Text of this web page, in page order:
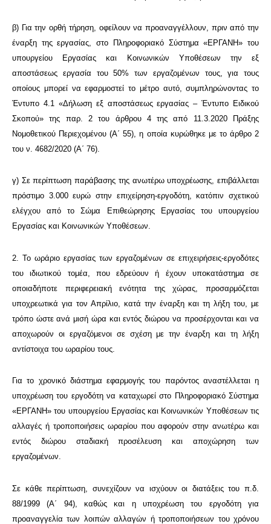
β) Για την ορθή τήρηση, οφείλουν να προαναγγέλλουν, πριν από την
έναρξη της εργασίας, στο Πληροφοριακό Σύστημα «ΕΡΓΑΝΗ» του
υπουργείου Εργασίας και Κοινωνικών Υποθέσεων την εξ
αποστάσεως εργασία του 50% των εργαζομένων τους, για τους
οποίους μπορεί να εφαρμοστεί το μέτρο αυτό, συμπληρώνοντας το
Έντυπο 4.1 «Δήλωση εξ αποστάσεως εργασίας – Έντυπο Ειδικού
Σκοπού» της παρ. 2 του άρθρου 4 της από 11.3.2020 Πράξης
Νομοθετικού Περιεχομένου (Α΄ 55), η οποία κυρώθηκε με το άρθρο 2
του ν. 4682/2020 (Α΄ 76).
γ) Σε περίπτωση παράβασης της ανωτέρω υποχρέωσης, επιβάλλεται
πρόστιμο 3.000 ευρώ στην επιχείρηση-εργοδότη, κατόπιν σχετικού
ελέγχου από το Σώμα Επιθεώρησης Εργασίας του υπουργείου
Εργασίας και Κοινωνικών Υποθέσεων.
2. Το ωράριο εργασίας των εργαζομένων σε επιχειρήσεις-εργοδότες
του ιδιωτικού τομέα, που εδρεύουν ή έχουν υποκατάστημα σε
οποιαδήποτε περιφερειακή ενότητα της χώρας, προσαρμόζεται
υποχρεωτικά για τον Απρίλιο, κατά την έναρξη και τη λήξη του, με
τρόπο ώστε ανά μισή ώρα και εντός διώρου να προσέρχονται και να
αποχωρούν οι εργαζόμενοι σε σχέση με την έναρξη και τη λήξη
αντίστοιχα του ωραρίου τους.
Για το χρονικό διάστημα εφαρμογής του παρόντος αναστέλλεται η
υποχρέωση του εργοδότη να καταχωρεί στο Πληροφοριακό Σύστημα
«ΕΡΓΑΝΗ» του υπουργείου Εργασίας και Κοινωνικών Υποθέσεων τις
αλλαγές ή τροποποιήσεις ωραρίου που αφορούν στην ανωτέρω και
εντός διώρου σταδιακή προσέλευση και αποχώρηση των
εργαζομένων.
Σε κάθε περίπτωση, συνεχίζουν να ισχύουν οι διατάξεις του π.δ.
88/1999 (Α΄ 94), καθώς και η υποχρέωση του εργοδότη για
προαναγγελία των λοιπών αλλαγών ή τροποποιήσεων του χρόνου